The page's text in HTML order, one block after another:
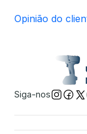
Opinião do
Siga-nos